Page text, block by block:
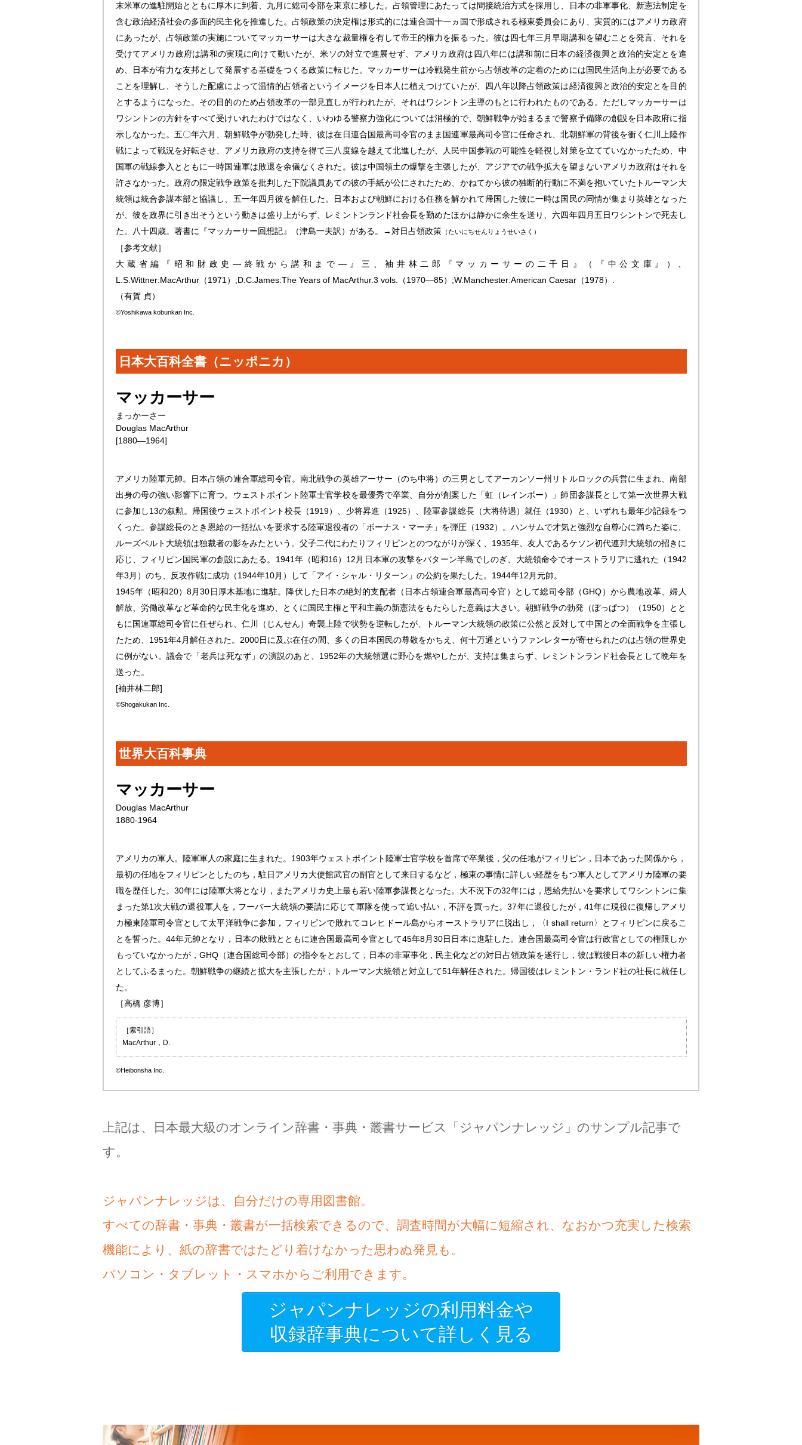
末米軍の進駐開始とともに厚木に到着、九月に総司令部を東京に移した。占領管理にあたっては間接統治方式を採用し、日本の非軍事化、新憲法制定を
含む政治経済社会の多面的民主化を推進した。占領政策の決定権は形式的には連合国十一ヵ国で形成される極東委員会にあり、実質的にはアメリカ政府
にあったが、占領政策の実施についてマッカーサーは大きな裁量権を有して帝王的権力を振るった。彼は四七年三月早期講和を望むことを発言、それを
受けてアメリカ政府は講和の実現に向けて動いたが、米ソの対立で進展せず、アメリカ政府は四八年には講和前に日本の経済復興と政治的安定とを進
め、日本が有力な友邦として発展する基礎をつくる政策に転じた。マッカーサーは冷戦発生前から占領改革の定着のためには国民生活向上が必要である
ことを理解し、そうした配慮によって温情的占領者というイメージを日本人に植えつけていたが、四八年以降占領政策は経済復興と政治的安定とを目的
とするようになった。その目的のため占領改革の一部見直しが行われたが、それはワシントン主導のもとに行われたものである。ただしマッカーサーは
ワシントンの方針をすべて受けいれたわけではなく、いわゆる警察力強化については消極的で、朝鮮戦争が始まるまで警察予備隊の創設を日本政府に指
示しなかった。五〇年六月、朝鮮戦争が勃発した時、彼は在日連合国最高司令官のまま国連軍最高司令官に任命され、北朝鮮軍の背後を衝く仁川上陸作
戦によって戦況を好転させ、アメリカ政府の支持を得て三八度線を越えて北進したが、人民中国参戦の可能性を軽視し対策を立てていなかったため、中
国軍の戦線参入とともに一時国連軍は敗退を余儀なくされた。彼は中国領土の爆撃を主張したが、アジアでの戦争拡大を望まないアメリカ政府はそれを
許さなかった。政府の限定戦争政策を批判した下院議員あての彼の手紙が公にされたため、かねてから彼の独断的行動に不満を抱いていたトルーマン大
統領は統合参謀本部と協議し、五一年四月彼を解任した。日本および朝鮮における任務を解かれて帰国した彼に一時は国民の同情が集まり英雄となった
が、彼を政界に引き出そうという動きは盛り上がらず、レミントンランド社会長を勤めたほかは静かに余生を送り、六四年四月五日ワシントンで死去し
た。八十四歳。著書に『マッカーサー回想記』（津島一夫訳）がある。→対日占領政策 （たいにちせんりょうせいさく）
［参考文献］
大蔵省編『昭和財政史―終戦から講和まで―』三、袖井林二郎『マッカーサーの二千日』（『中公文庫』）、
L.S.Wittner:MacArthur（1971）;D.C.James:The Years of MacArthur.3 vols.（1970―85）;W.Manchester:American Caesar（1978）.
（有賀 貞）
©Yoshikawa kobunkan Inc.
日本大百科全書（ニッポニカ）
マッカーサー
まっかーさー
Douglas MacArthur
[1880―1964]
アメリカ陸軍元帥。日本占領の連合軍総司令官。南北戦争の英雄アーサー（のち中将）の三男としてアーカンソー州リトルロックの兵営に生まれ、南部
出身の母の強い影響下に育つ。ウェストポイント陸軍士官学校を最優秀で卒業、自分が創案した「虹（レインボー）」師団参謀長として第一次世界大戦
に参加し13の叙勲。帰国後ウェストポイント校長（1919）、少将昇進（1925）、陸軍参謀総長（大将待遇）就任（1930）と、いずれも最年少記録をつ
くった。参謀総長のとき恩給の一括払いを要求する陸軍退役者の「ボーナス・マーチ」を弾圧（1932）。ハンサムで才気と強烈な自尊心に満ちた姿に、
ルーズベルト大統領は独裁者の影をみたという。父子二代にわたりフィリピンとのつながりが深く、1935年、友人であるケソン初代連邦大統領の招きに
応じ、フィリピン国民軍の創設にあたる。1941年（昭和16）12月日本軍の攻撃をバターン半島でしのぎ、大統領命令でオーストラリアに逃れた（1942
年3月）のち、反攻作戦に成功（1944年10月）して「アイ・シャル・リターン」の公約を果たした。1944年12月元帥。
1945年（昭和20）8月30日厚木基地に進駐。降伏した日本の絶対的支配者（日本占領連合軍最高司令官）として総司令部（GHQ）から農地改革、婦人
解放、労働改革など革命的な民主化を進め、とくに国民主権と平和主義の新憲法をもたらした意義は大きい。朝鮮戦争の勃発（ぼっぱつ）（1950）とと
もに国連軍総司令官に任ぜられ、仁川（じんせん）奇襲上陸で状勢を逆転したが、トルーマン大統領の政策に公然と反対して中国との全面戦争を主張し
たため、1951年4月解任された。2000日に及ぶ在任の間、多くの日本国民の尊敬をかちえ、何十万通というファンレターが寄せられたのは占領の世界史
に例がない。議会で「老兵は死なず」の演説のあと、1952年の大統領選に野心を燃やしたが、支持は集まらず、レミントンランド社会長として晩年を
送った。
[袖井林二郎]
©Shogakukan Inc.
世界大百科事典
マッカーサー
Douglas MacArthur
1880-1964
アメリカの軍人。陸軍軍人の家庭に生まれた。1903年ウェストポイント陸軍士官学校を首席で卒業後，父の任地がフィリピン，日本であった関係から，
最初の任地をフィリピンとしたのち，駐日アメリカ大使館武官の副官として来日するなど，極東の事情に詳しい経歴をもつ軍人としてアメリカ陸軍の要
職を歴任した。30年には陸軍大将となり，またアメリカ史上最も若い陸軍参謀長となった。大不況下の32年には，恩給先払いを要求してワシントンに集
まった第1次大戦の退役軍人を，フーバー大統領の要請に応じて軍隊を使って追い払い，不評を買った。37年に退役したが，41年に現役に復帰しアメリ
カ極東陸軍司令官として太平洋戦争に参加，フィリピンで敗れてコレヒドール島からオーストラリアに脱出し，〈I shall return〉とフィリピンに戻るこ
とを誓った。44年元帥となり，日本の敗戦とともに連合国最高司令官として45年8月30日日本に進駐した。連合国最高司令官は行政官としての権限しか
もっていなかったが，GHQ（連合国総司令部）の指令をとおして，日本の非軍事化，民主化などの対日占領政策を遂行し，彼は戦後日本の新しい権力者
としてふるまった。朝鮮戦争の継続と拡大を主張したが，トルーマン大統領と対立して51年解任された。帰国後はレミントン・ランド社の社長に就任し
た。
［高橋 彦博］
［索引語］
MacArthur，D.
©Heibonsha Inc.
上記は、日本最大級のオンライン辞書・事典・叢書サービス「ジャパンナレッジ」のサンプル記事で
す。
ジャパンナレッジは、自分だけの専用図書館。
すべての辞書・事典・叢書が一括検索できるので、調査時間が大幅に短縮され、なおかつ充実した検索
機能により、紙の辞書ではたどり着けなかった思わぬ発見も。
パソコン・タブレット・スマホからご利用できます。
ジャパンナレッジの利用料金や
収録辞事典について詳しく見る